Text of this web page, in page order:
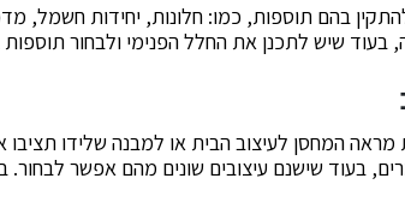
בהם תוספות, כמו: חלונות, יחידות חשמל,
בעוד שיש לתכנן את החלל הפנימי ולבחור
המחסן לעיצוב הבית או למבנה שלידו תציבו
בעוד שישנם עיצובים שונים מהם אפשר